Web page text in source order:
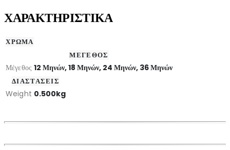
ΧΑΡΑΚΤΗΡΙΣΤΙΚΑ
ΧΡΩΜΑ
ΜΕΓΕΘΟΣ
Μέγεθος 12 Μηνών, 18 Μηνών, 24 Μηνών, 36 Μηνών
ΔΙΑΣΤΑΣΕΙΣ
Weight 0.500kg